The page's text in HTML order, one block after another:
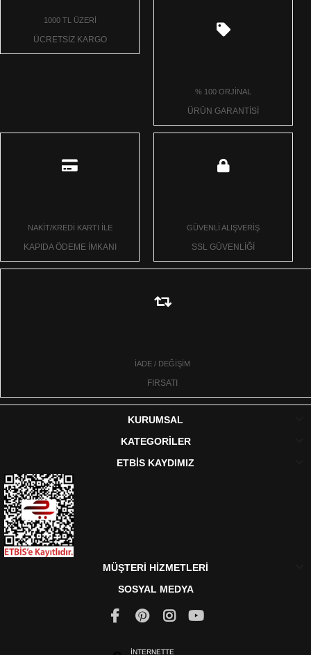
1000 TL ÜZERİ
ÜCRETSİZ KARGO
% 100 ORJİNAL
ÜRÜN GARANTİSİ
NAKİT/KREDİ KARTI İLE
KAPIDA ÖDEME İMKANI
GÜVENLİ ALIŞVERİŞ
SSL GÜVENLİĞİ
İADE / DEĞİŞİM
FIRSATI
KURUMSAL
KATEGORİLER
ETBİS KAYDIMIZ
MÜŞTERİ HİZMETLERİ
SOSYAL MEDYA
İNTERNETTE